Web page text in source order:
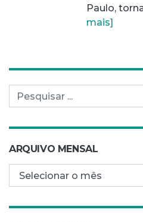
Paulo,
mais]
Pesquisar por:
ARQUIVO MENSAL
Arquivo mensal